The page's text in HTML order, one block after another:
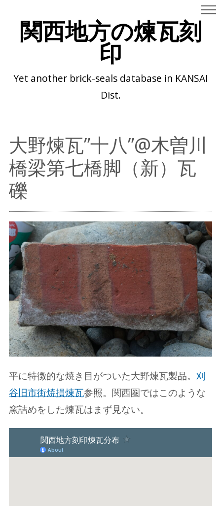
関西地方の煉瓦刻
印
Yet another brick-seals database in KANSAI
Dist.
大野煉瓦”十八”@木曽川
橋梁第七橋脚（新）瓦
礫
平に特徴的な焼き目がついた大野煉瓦製品。 刈
谷旧市街焼損煉瓦参照。関西圏ではこのような
窯詰めをした煉瓦はまず見ない。